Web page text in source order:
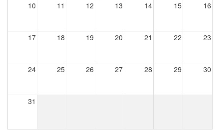
10 11 12 13 14 15 16
17 18 19 20 21 22 23
24 25 26 27 28 29 30
31